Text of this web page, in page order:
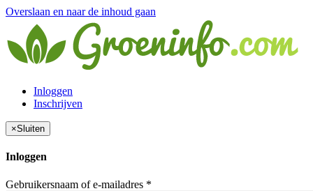
Overslaan en naar de inhoud gaan
Inloggen
Inschrijven
×Sluiten
Inloggen
Gebruikersnaam of e-mailadres *